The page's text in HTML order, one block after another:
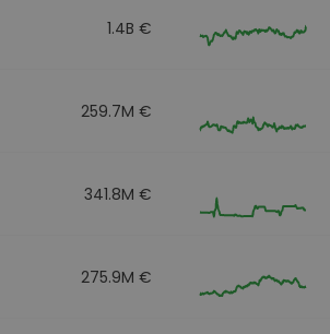
1.4B €
259.7M €
341.8M €
275.9M €